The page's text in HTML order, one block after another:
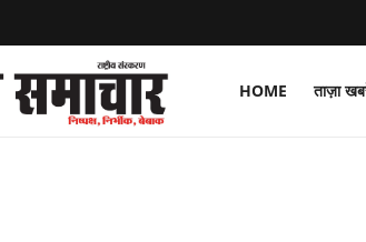
HOME ताज़ा
Register